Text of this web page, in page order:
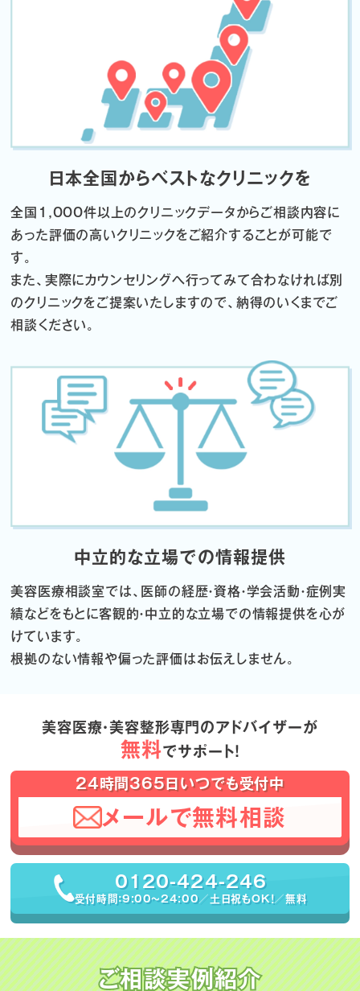
日本全国からベストなクリニックを
全国1,000件以上のクリニックデータからご相談内容に
あった評価の高いクリニックをご紹介することが可能で
す。
また、実際にカウンセリングへ行ってみて合わなければ別
のクリニックをご提案いたしますので、納得のいくまでご
相談ください。
中立的な立場での情報提供
美容医療相談室では、医師の経歴・資格・学会活動・症例実
績などをもとに客観的・中立的な立場での情報提供を心が
けています。
根拠のない情報や偏った評価はお伝えしません。
美容医療・美容整形専門のアドバイザーが
無料でサポート！
24時間365日いつでも受付中
メールで無料相談
0120-424-246
受付時間：9:00〜24:00／土日祝もOK！／無料
ご相談実例紹介